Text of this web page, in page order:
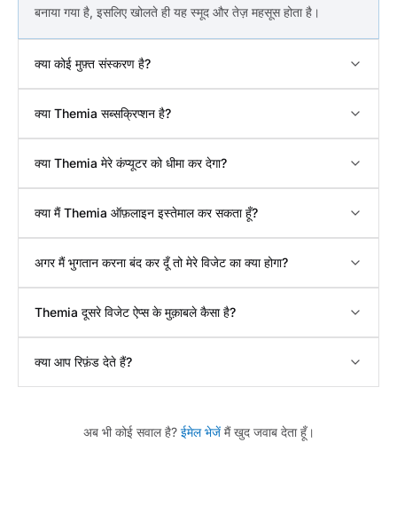
बनाया गया है, इसलिए खोलते ही यह स्मूद और तेज़ महसूस होता है।
क्या कोई मुफ़्त संस्करण है?
क्या Themia सब्सक्रिप्शन है?
क्या Themia मेरे कंप्यूटर को धीमा कर देगा?
क्या मैं Themia ऑफ़लाइन इस्तेमाल कर सकता हूँ?
अगर मैं भुगतान करना बंद कर दूँ तो मेरे विजेट का क्या होगा?
Themia दूसरे विजेट ऐप्स के मुक़ाबले कैसा है?
क्या आप रिफ़ंड देते हैं?
अब भी कोई सवाल है? ईमेल भेजेंमैं खुद जवाब देता हूँ।